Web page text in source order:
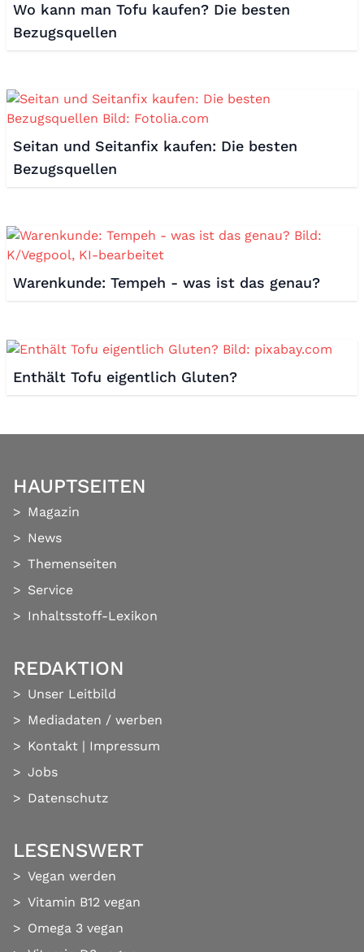
Wo kann man Tofu kaufen? Die besten
Bezugsquellen
Seitan und Seitanfix kaufen: Die besten
Bezugsquellen
Warenkunde: Tempeh - was ist das genau?
Enthält Tofu eigentlich Gluten?
HAUPTSEITEN
Magazin
News
Themenseiten
Service
Inhaltsstoff-Lexikon
REDAKTION
Unser Leitbild
Mediadaten / werben
Kontakt | Impressum
Jobs
Datenschutz
LESENSWERT
Vegan werden
Vitamin B12 vegan
Omega 3 vegan